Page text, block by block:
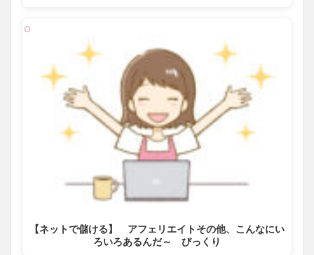
【ネットで儲ける】 アフェリエイトその他、こんなにい
ろいろあるんだ～ びっくり